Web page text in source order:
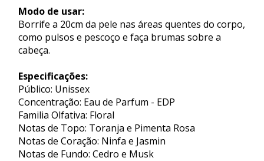
Modo de usar:
Borrife a 20cm da pele nas áreas quentes do corpo,
como pulsos e pescoço e faça brumas sobre a
cabeça.
Especificações:
Público: Unissex
Concentração: Eau de Parfum - EDP
Familia Olfativa: Floral
Notas de Topo: Toranja e Pimenta Rosa
Notas de Coração: Ninfa e Jasmin
Notas de Fundo: Cedro e Musk